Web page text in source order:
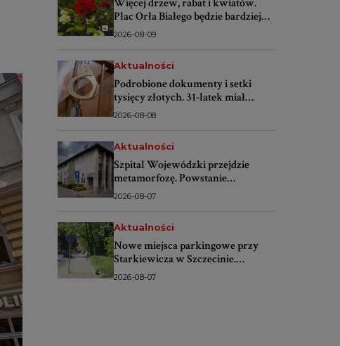
Więcej drzew, rabat i kwiatów.
Plac Orła Białego będzie bardziej
zielony
2026-08-09
Aktualności
Podrobione dokumenty i setki
tysięcy złotych. 31-latek miał
oszukiwać banki
2026-08-08
Aktualności
Szpital Wojewódzki przejdzie
metamorfozę. Powstanie
nowoczesne centrum dla
2026-08-07
Aktualności
Nowe miejsca parkingowe przy
Starkiewicza w Szczecinie.
Wybrano wykonawcę
2026-08-07